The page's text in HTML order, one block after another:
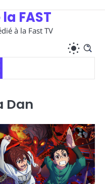
FAST
à la Fast TV
Dan